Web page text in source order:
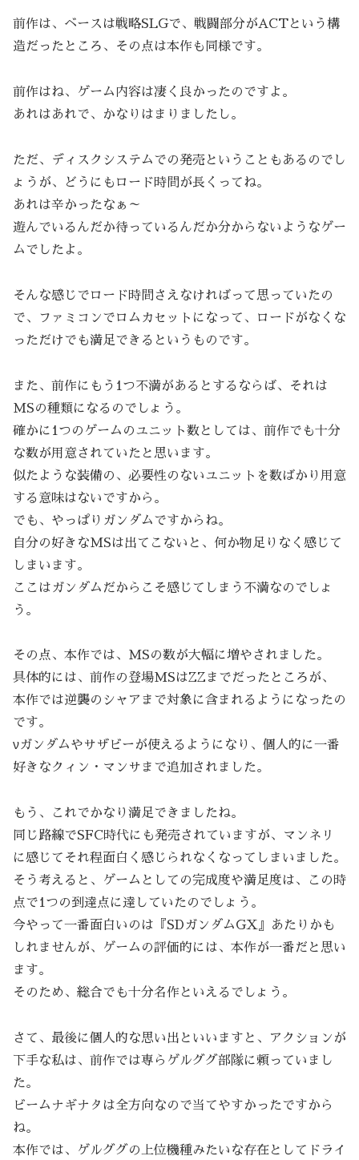
前作は、ベースは戦略SLGで、戦闘部分がACTという構
造だったところ、その点は本作も同様です。
前作はね、ゲーム内容は凄く良かったのですよ。
あれはあれで、かなりはまりましたし。
ただ、ディスクシステムでの発売ということもあるのでし
ょうが、どうにもロード時間が長くってね。
あれは辛かったなぁ～
遊んでいるんだか待っているんだか分からないようなゲー
ムでしたよ。
そんな感じでロード時間さえなければって思っていたの
で、ファミコンでロムカセットになって、ロードがなくな
っただけでも満足できるというものです。
また、前作にもう1つ不満があるとするならば、それは
MSの種類になるのでしょう。
確かに1つのゲームのユニット数としては、前作でも十分
な数が用意されていたと思います。
似たような装備の、必要性のないユニットを数ばかり用意
する意味はないですから。
でも、やっぱりガンダムですからね。
自分の好きなMSは出てこないと、何か物足りなく感じて
しまいます。
ここはガンダムだからこそ感じてしまう不満なのでしょ
う。
その点、本作では、MSの数が大幅に増やされました。
具体的には、前作の登場MSはZZまでだったところが、
本作では逆襲のシャアまで対象に含まれるようになったの
です。
νガンダムやサザビーが使えるようになり、個人的に一番
好きなクィン・マンサまで追加されました。
もう、これでかなり満足できましたね。
同じ路線でSFC時代にも発売されていますが、マンネリ
に感じてそれ程面白く感じられなくなってしまいました。
そう考えると、ゲームとしての完成度や満足度は、この時
点で1つの到達点に達していたのでしょう。
今やって一番面白いのは『SDガンダムGX』あたりかも
しれませんが、ゲームの評価的には、本作が一番だと思い
ます。
そのため、総合でも十分名作といえるでしょう。
さて、最後に個人的な思い出といいますと、アクションが
下手な私は、前作では専らゲルググ部隊に頼っていまし
た。
ビームナギナタは全方向なので当てやすかったですから
ね。
本作では、ゲルググの上位機種みたいな存在としてドライ